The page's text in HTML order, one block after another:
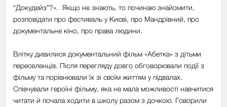
“Докудейз”?». Якщо не знають, то починаю знайомити,
розповідати про фестиваль у Києві, про Мандрівний, про
документальне кіно, про права людини.
Влітку дивилися документальний фільм «Абетка» з дітьми
переселенців. Після перегляду довго обговорювали події з
фільму та порівнювали їх зі своїм життям у підвалах.
Співчували героїні фільму, яка не мала можливості навчитися
читати й почала ходити в школу разом з дочкою. Говорили